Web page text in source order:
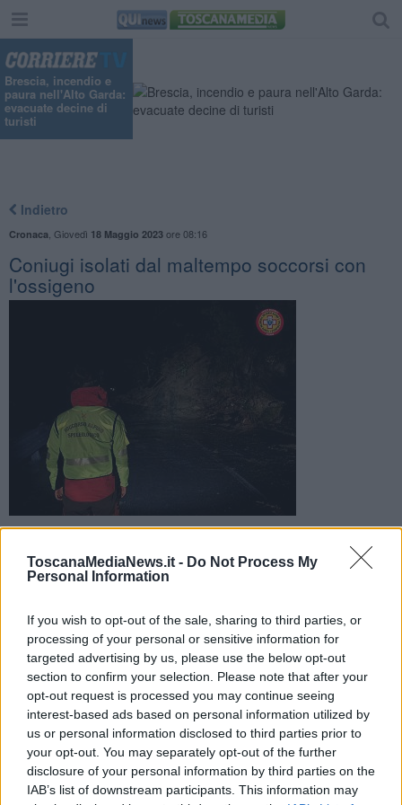
ToscanaMediaNews.it - Do Not Process My
Personal Information
If you wish to opt-out of the sale, sharing to third parties, or
processing of your personal or sensitive information for
targeted advertising by us, please use the below opt-out
section to confirm your selection. Please note that after your
opt-out request is processed you may continue seeing
interest-based ads based on personal information utilized by
us or personal information disclosed to third parties prior to
your opt-out. You may separately opt-out of the further
disclosure of your personal information by third parties on the
IAB’s list of downstream participants. This information may
Brescia, incendio e
paura nell'Alto Garda:
evacuate decine di
turisti
Indietro
Cronaca Giovedì 18 Maggio 2023ore 08:16
Coniugi isolati dal maltempo soccorsi con
l'ossigeno
Nei territori irraggiungibili per via delle frane, soccorso alpino
e vigili del fuoco hanno trasportato a piedi le bombole per
raggiungere una coppia
MARRADI —Isolati dal maltempo nella frazione di Lutiano a
Marradi, marito e moglie anziani sono stati soccorsi con l'ossigeno
trasportato a piedi in bombole da squadre di soccorso alpino e vigili
del fuoco.
Resta difficile la situazione in Alto Mugello, dove sono isolate
centinaia di persone che abitano in frazioni rese irraggiungibili da
crolli e smottamenti. Palazzuolo sul Senio è raggiungibile solo dai